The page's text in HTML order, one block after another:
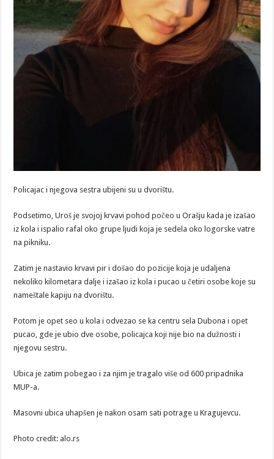
Policajac i njegova sestra ubijeni su u dvorištu.
Podsetimo, Uroš je svojoj krvavi pohod počeo u Orašju kada je izašao
iz kola i ispalio rafal oko grupe ljudi koja je sedela oko logorske vatre
na pikniku.
Zatim je nastavio krvavi pir i došao do pozicije koja je udaljena
nekoliko kilometara dalje i izašao iz kola i pucao u četiri osobe koje su
nameštale kapiju na dvorištu.
Potom je opet seo u kola i odvezao se ka centru sela Dubona i opet
pucao, gde je ubio dve osobe, policajca koji nije bio na dužnosti i
njegovu sestru.
Ubica je zatim pobegao i za njim je tragalo više od 600 pripadnika
MUP-a.
Masovni ubica uhapšen je nakon osam sati potrage u Kragujevcu.
Photo credit: alo.rs